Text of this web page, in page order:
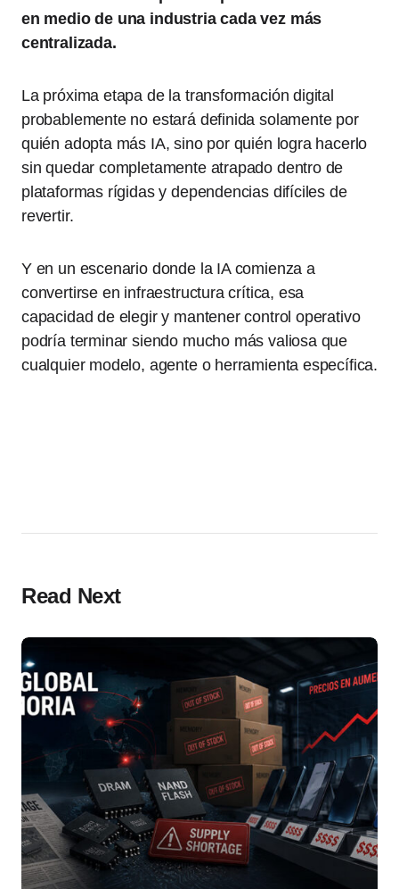
en medio de una industria cada vez más
centralizada.
La próxima etapa de la transformación digital
probablemente no estará definida solamente por
quién adopta más IA, sino por quién logra hacerlo
sin quedar completamente atrapado dentro de
plataformas rígidas y dependencias difíciles de
revertir.
Y en un escenario donde la IA comienza a
convertirse en infraestructura crítica, esa
capacidad de elegir y mantener control operativo
podría terminar siendo mucho más valiosa que
cualquier modelo, agente o herramienta específica.
Read Next